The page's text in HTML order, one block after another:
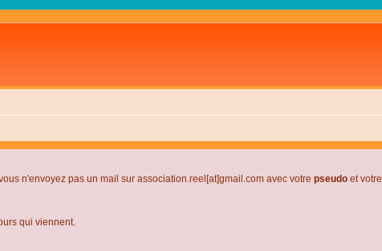
n'envoyez pas un mail sur association.reel[at]gmail.com avec votre pseudo et votre
qui viennent.